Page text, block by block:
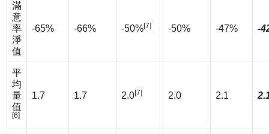
滿
意
率
淨
值
-65% -66% -50%[7] -50% -47% -
平
均
量
值
[6]
1.7 1.7 2.0[7] 2.0 2.1